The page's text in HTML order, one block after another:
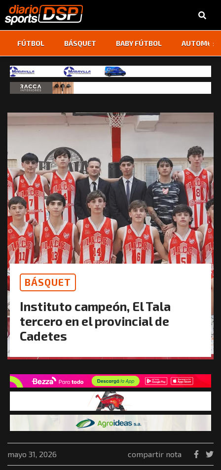
FÚTBOL BÁSQUET BABY FÚTBOL ‹ ›
BÁSQUET
Instituto campeón, El Tala
tercero en el provincial de
Cadetes
mayo 31, 2026 compartir nota